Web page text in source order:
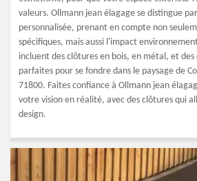
valeurs. Ollmann jean élagage se distingue
personnalisée, prenant en compte non
spécifiques, mais aussi l'impact
incluent des clôtures en bois, en métal, et des
parfaites pour se fondre dans le paysage de
71800. Faites confiance à Ollmann jean
votre vision en réalité, avec des clôtures qui
design.